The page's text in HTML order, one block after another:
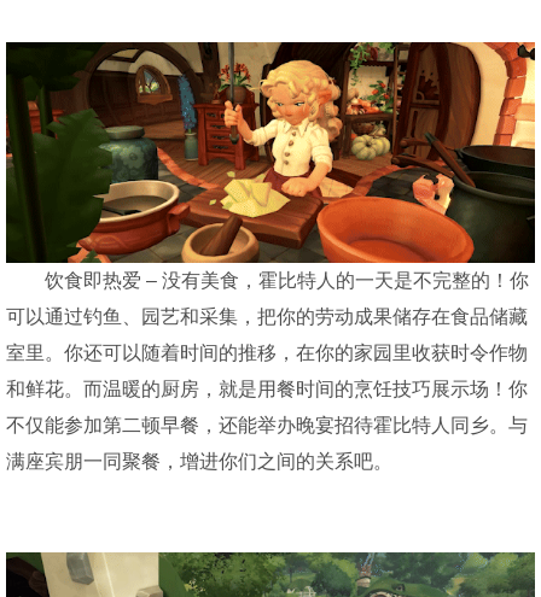
饮食即热爱 – 没有美食，霍比特人的一天是不完整的！你
可以通过钓鱼、园艺和采集，把你的劳动成果储存在食品储藏
室里。你还可以随着时间的推移，在你的家园里收获时令作物
和鲜花。而温暖的厨房，就是用餐时间的烹饪技巧展示场！你
不仅能参加第二顿早餐，还能举办晚宴招待霍比特人同乡。与
满座宾朋一同聚餐，增进你们之间的关系吧。